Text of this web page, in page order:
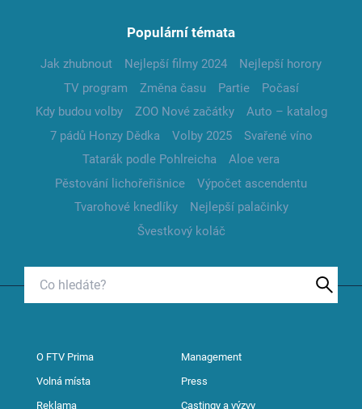
Populární témata
Jak zhubnout Nejlepší filmy 2024
Nejlepší horory
TV program
Změna času Partie
Počasí
Kdy budou volby
ZOO Nové začátky
Auto – katalog
7 pádů Honzy Dědka
Volby 2025
Svařené víno
Tatarák podle Pohlreicha
Aloe vera
Pěstování lichořeřišnice
Výpočet ascendentu
Tvarohové knedlíky
Nejlepší palačinky
Švestkový koláč
O FTV Prima Management
Volná místa Press
Reklama Castingy a výzvy